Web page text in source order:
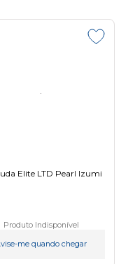
Elite LTD Pearl Izumi
Produto Indisponível
me quando chegar